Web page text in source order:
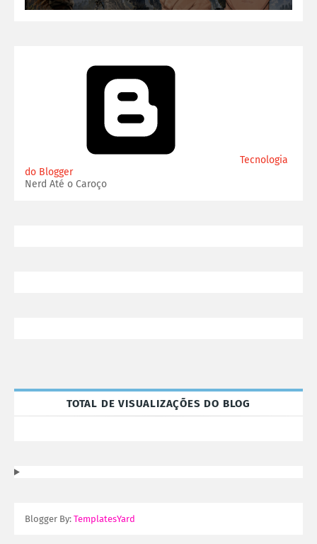
Tecnologia
do Blogger
Nerd Até o Caroço
TOTAL DE VISUALIZAÇÕES DO BLOG
Blogger By: TemplatesYard